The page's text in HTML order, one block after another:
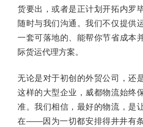
货要出，或者是正计划开拓内罗
随时与我们沟通。我们不仅提供
一套可落地的、能帮你节省成本
际货运代理方案。
无论是对于初创的外贸公司，还
这样的大型企业，威都物流始终
准。我们相信，最好的物流，是
在——因为一切都安排得井井有